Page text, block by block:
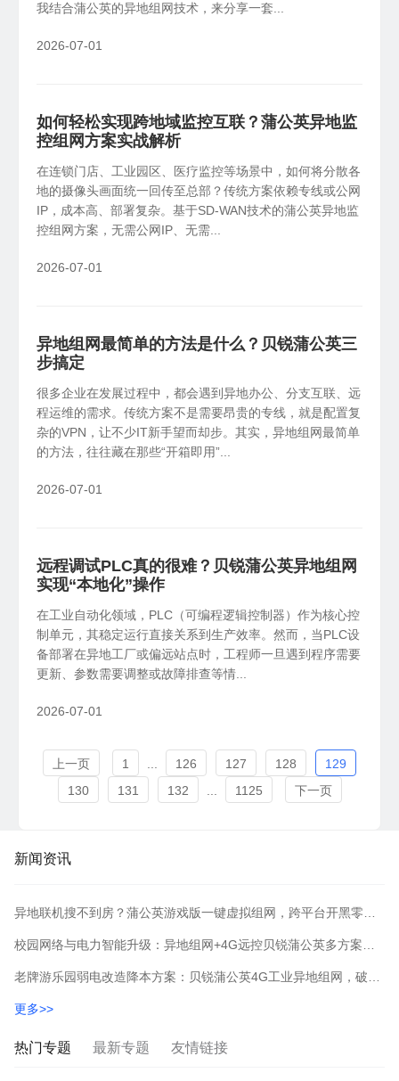
我结合蒲公英的异地组网技术，来分享一套...
2026-07-01
如何轻松实现跨地域监控互联？蒲公英异地监
控组网方案实战解析
在连锁门店、工业园区、医疗监控等场景中，如何将分散各
地的摄像头画面统一回传至总部？传统方案依赖专线或公网
IP，成本高、部署复杂。基于SD-WAN技术的蒲公英异地监
控组网方案，无需公网IP、无需...
2026-07-01
异地组网最简单的方法是什么？贝锐蒲公英三
步搞定
很多企业在发展过程中，都会遇到异地办公、分支互联、远
程运维的需求。传统方案不是需要昂贵的专线，就是配置复
杂的VPN，让不少IT新手望而却步。其实，异地组网最简单
的方法，往往藏在那些“开箱即用”...
2026-07-01
远程调试PLC真的很难？贝锐蒲公英异地组网
实现“本地化”操作
在工业自动化领域，PLC（可编程逻辑控制器）作为核心控
制单元，其稳定运行直接关系到生产效率。然而，当PLC设
备部署在异地工厂或偏远站点时，工程师一旦遇到程序需要
更新、参数需要调整或故障排查等情...
2026-07-01
上一页 1 126 127 128
129
130
131 132 1125 下一页
新闻资讯
异地联机搜不到房？蒲公英游戏版一键虚拟组网，跨平台开黑零门槛！
校园网络与电力智能升级：异地组网+4G远控贝锐蒲公英多方案深度解析
老牌游乐园弱电改造降本方案：贝锐蒲公英4G工业异地组网，破解户外布线与弱网难题
更多>>
热门专题 最新专题 友情链接